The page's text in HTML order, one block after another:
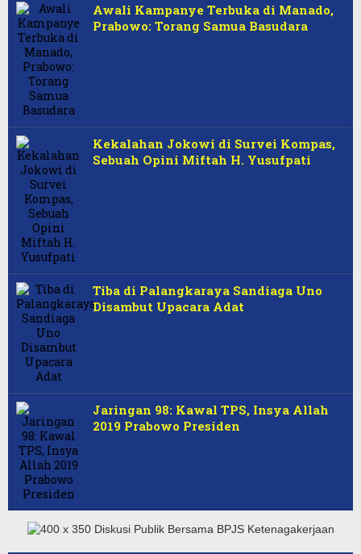
Awali Kampanye Terbuka di Manado,
Prabowo: Torang Samua Basudara
Kekalahan Jokowi di Survei Kompas,
Sebuah Opini Miftah H. Yusufpati
Tiba di Palangkaraya Sandiaga Uno
Disambut Upacara Adat
Jaringan 98: Kawal TPS, Insya Allah
2019 Prabowo Presiden